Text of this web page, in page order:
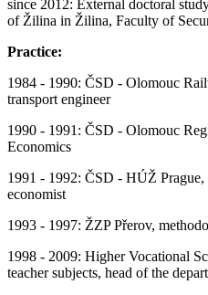
since 2012: External doctoral
of Žilina in Žilina, Faculty of
Practice:
1984 - 1990: ČSD - Olomouc
transport engineer
1990 - 1991: ČSD - Olomouc
Economics
1991 - 1992: ČSD - HÚŽ
economist
1993 - 1997: ŽZP Přerov,
1998 - 2009: Higher Vocational
teacher subjects, head of the